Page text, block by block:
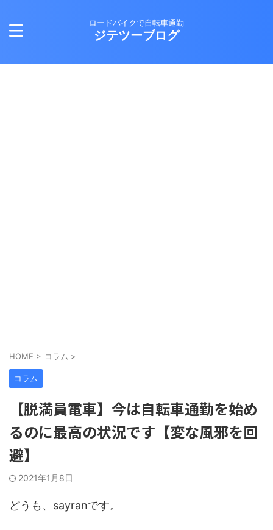
ロードバイクで自転車通勤
ジテツーブログ
HOME > コラム >
コラム
【脱満員電車】今は自転車通勤を始め
るのに最高の状況です【変な風邪を回
避】
2021年1月8日
どうも、sayranです。